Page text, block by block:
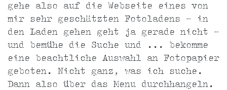
gehe also auf die Webseite eines von
mir sehr geschätzten Fotoladens - in
den Laden gehen geht ja gerade nicht -
und bemühe die Suche und ... bekomme
eine beachtliche Auswahl an Fotopapier
geboten. Nicht ganz, was ich suche.
Dann also über das Menu durchhangeln.